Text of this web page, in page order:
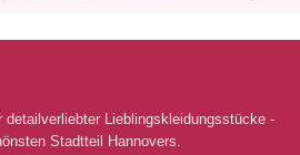
detailverliebter Lieblingskleidungsstücke -
Stadtteil Hannovers.